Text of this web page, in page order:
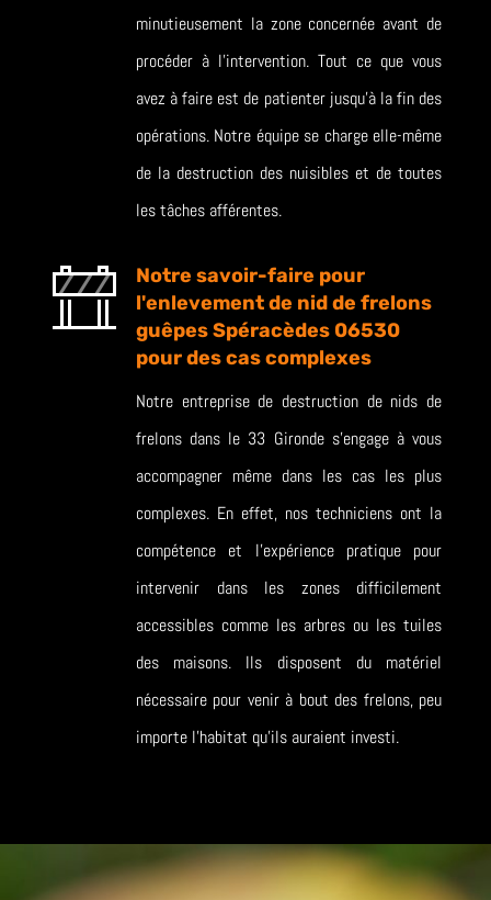
minutieusement la zone concernée avant de
procéder à l’intervention. Tout ce que vous
avez à faire est de patienter jusqu’à la fin des
opérations. Notre équipe se charge elle-même
de la destruction des nuisibles et de toutes
les tâches afférentes.
Notre savoir-faire pour
l'enlevement de nid de frelons
guêpes Spéracèdes 06530
pour des cas complexes
Notre entreprise de destruction de nids de
frelons dans le 33 Gironde s’engage à vous
accompagner même dans les cas les plus
complexes. En effet, nos techniciens ont la
compétence et l’expérience pratique pour
intervenir dans les zones difficilement
accessibles comme les arbres ou les tuiles
des maisons. Ils disposent du matériel
nécessaire pour venir à bout des frelons, peu
importe l’habitat qu’ils auraient investi.